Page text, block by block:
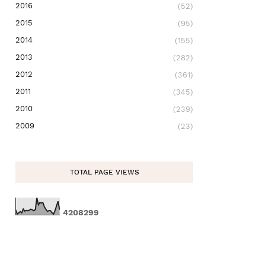
2016
(52)
2015
(95)
2014
(155)
2013
(282)
2012
(361)
2011
(345)
2010
(239)
2009
(23)
TOTAL PAGE VIEWS
4208299